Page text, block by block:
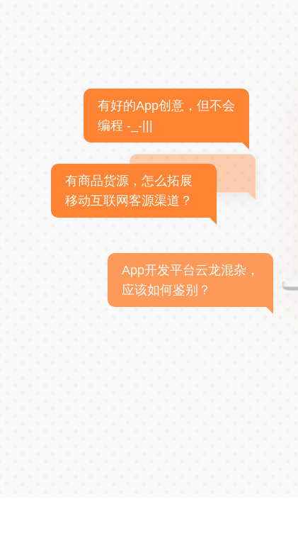
有好的App创意，但不会
编程 -_-|||
有商品货源，怎么拓展
移动互联网客源渠道？
App开发平台云龙混杂，
应该如何鉴别？